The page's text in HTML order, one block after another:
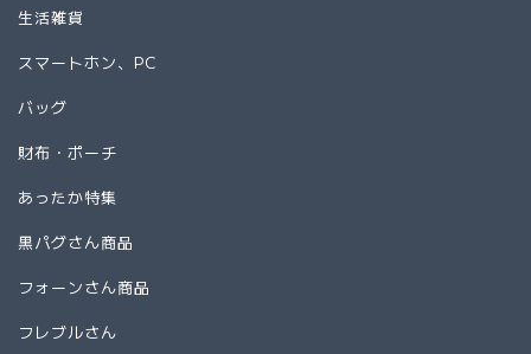
生活雑貨
スマートホン、PC
バッグ
財布・ポーチ
あったか特集
黒パグさん商品
フォーンさん商品
フレブルさん